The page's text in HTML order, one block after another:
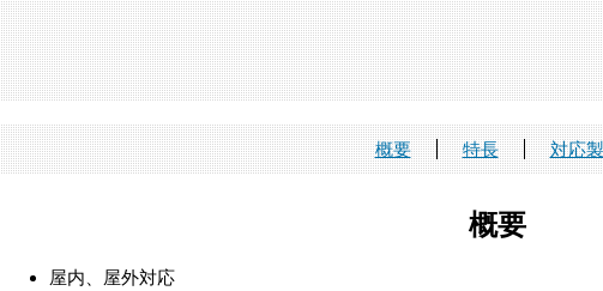
概要 特長 対応
概要
屋内、屋外対応